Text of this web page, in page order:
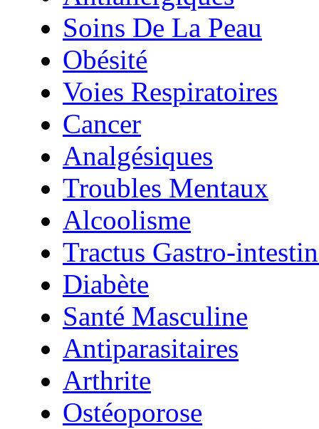
Soins De La Peau
Obésité
Voies Respiratoires
Cancer
Analgésiques
Troubles Mentaux
Alcoolisme
Tractus Gastro-
Diabète
Santé Masculine
Antiparasitaires
Arthrite
Ostéoporose